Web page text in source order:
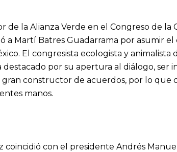
de la Alianza Verde en el Congreso de la
a Martí Batres Guadarrama por asumir
El congresista ecologista y
destacado por su apertura al diálogo, ser
constructor de acuerdos, por lo que
manos.
coincidió con el presidente Andrés